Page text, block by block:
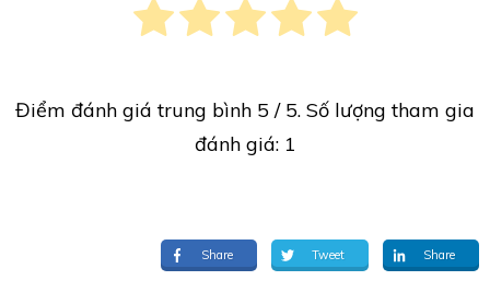
Điểm đánh giá trung bình 5 / 5. Số lượng tham gia
đánh giá: 1
Share Tweet Share